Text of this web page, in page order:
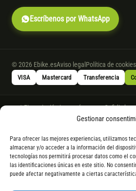
Gestionar
Para ofrecer las mejores experiencias, utilizamos
almacenar y/o acceder a la información del
tecnologías nos permitirá procesar datos como el
las identificaciones únicas en este sitio. No
puede afectar negativamente a ciertas
Escríbenos por WhatsApp
© 2026 Ebike.esAviso legal Política de cookies
VISA Mastercard Transferencia
* Financiación instantánea con Cofidis
Gasto de apertura: 4% hasta 18 meses y 7%
* Los modelos con entrega inmediata se
pago; los de bajo pedido se confirman con un
servir el producto, se devuelve el importe
componentes es orientativa; los fabricantes